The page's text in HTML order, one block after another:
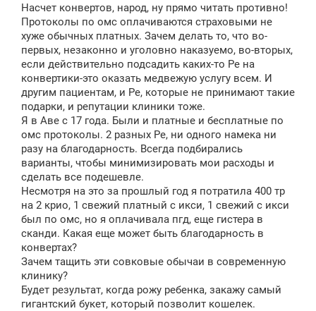
б
щ
е
н
и
Насчет конвертов, народ, ну прямо читать противно!
Протоколы по омс оплачиваются страховыми не
хуже обычных платных. Зачем делать то, что во-
первых, незаконно и уголовно наказуемо, во-вторых,
если действительно подсадить каких-то Ре на
конвертики-это оказать медвежую услугу всем. И
другим пациентам, и Ре, которые не принимают такие
подарки, и репутации клиники тоже.
Я в Аве с 17 года. Были и платные и бесплатные по
омс протоколы. 2 разных Ре, ни одного намека ни
разу на благодарность. Всегда подбирались
варианты, чтобы минимизировать мои расходы и
сделать все подешевле.
Несмотря на это за прошлый год я потратила 400 тр
на 2 крио, 1 свежий платный с икси, 1 свежий с икси
был по омс, но я оплачивала пгд, еще гистера в
сканди. Какая еще может быть благодарность в
конвертах?
Зачем тащить эти совковые обычаи в современную
клинику?
Будет результат, когда рожу ребенка, закажу самый
гигантский букет, который позволит кошелек.